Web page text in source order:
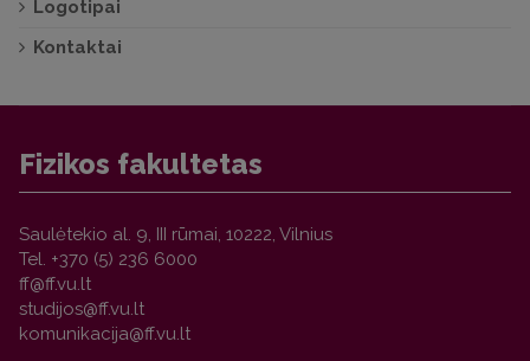
Logotipai
Kontaktai
Fizikos fakultetas
Saulėtekio al. 9, III rūmai, 10222, Vilnius
Tel. +370 (5) 236 6000